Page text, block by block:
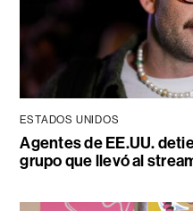
ESTADOS UNIDOS
Agentes de EE.UU.
grupo que llevó al